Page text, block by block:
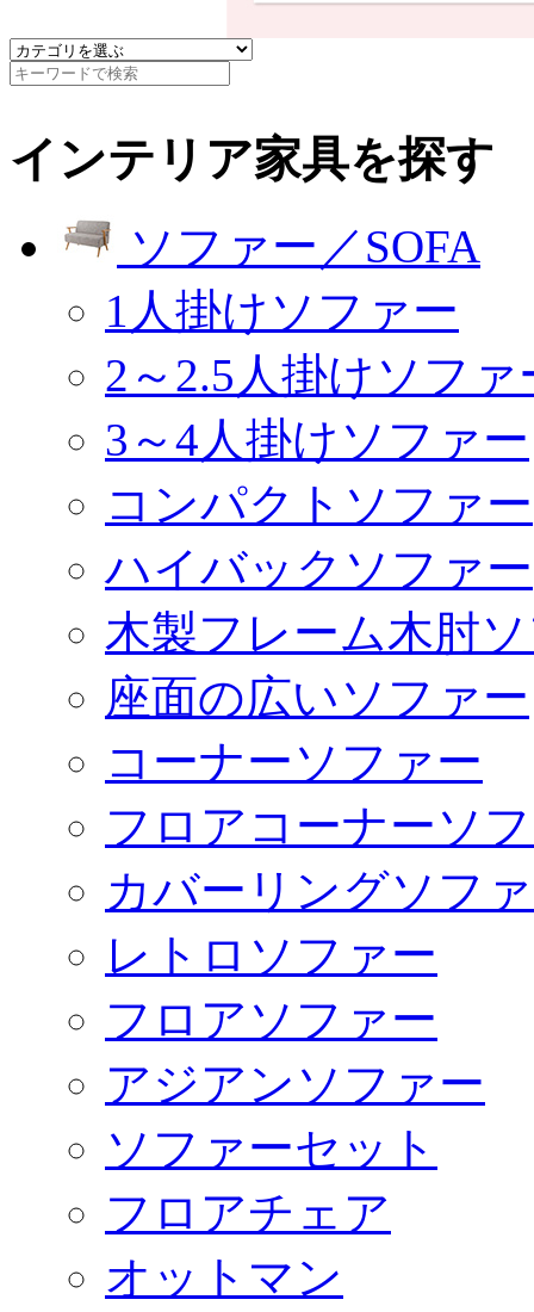
インテリア家具を探す
ソファー／SOFA
1人掛けソファー
2～2.5人掛けソファ
3～4人掛けソファー
コンパクトソファー
ハイバックソファー
木製フレーム木肘
座面の広いソファー
コーナーソファー
フロアコーナーソ
カバーリングソフ
レトロソファー
フロアソファー
アジアンソファー
ソファーセット
フロアチェア
オットマン